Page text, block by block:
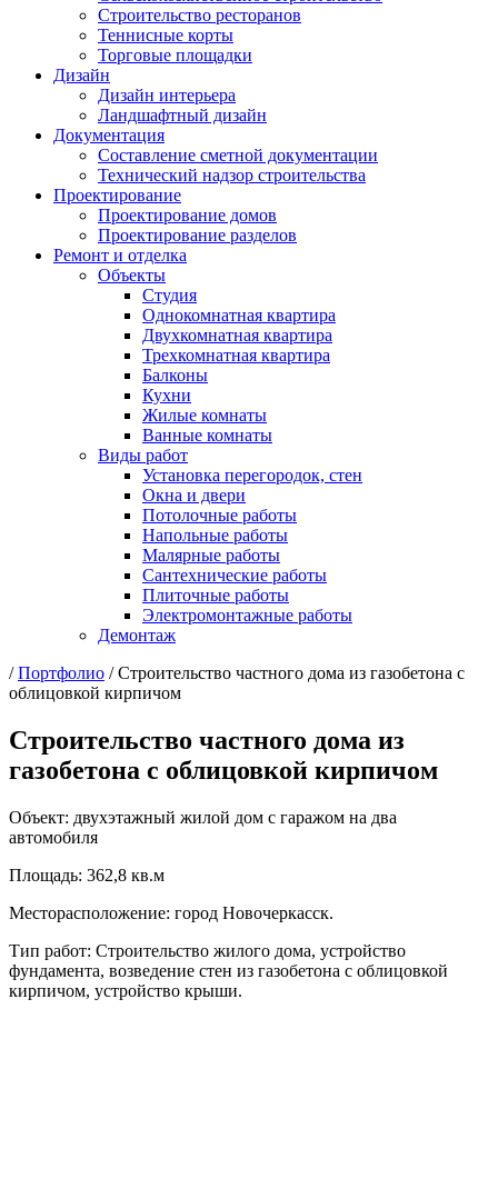
Строительство ресторанов
Теннисные корты
Торговые площадки
Дизайн
Дизайн интерьера
Ландшафтный дизайн
Документация
Составление сметной документации
Технический надзор строительства
Проектирование
Проектирование домов
Проектирование разделов
Ремонт и отделка
Объекты
Студия
Однокомнатная квартира
Двухкомнатная квартира
Трехкомнатная квартира
Балконы
Кухни
Жилые комнаты
Ванные комнаты
Виды работ
Установка перегородок, стен
Окна и двери
Потолочные работы
Напольные работы
Малярные работы
Сантехнические работы
Плиточные работы
Электромонтажные работы
Демонтаж
/Портфолио /Строительство частного дома из газобетона с
облицовкой кирпичом
Строительство частного дома из
газобетона с облицовкой кирпичом
Объект: двухэтажный жилой дом с гаражом на два
автомобиля
Площадь: 362,8 кв.м
Месторасположение: город Новочеркасск.
Тип работ: Строительство жилого дома, устройство
фундамента, возведение стен из газобетона с облицовкой
кирпичом, устройство крыши.